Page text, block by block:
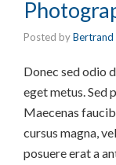
Posted byBertrand
Donec sed odio
eget metus. Sed
Maecenas
cursus magna,
posuere erat a